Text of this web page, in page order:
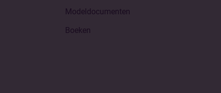
Modeldocumenten
Boeken